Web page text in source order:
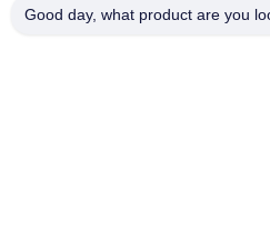
2 verdieping 11, Noord-
Good day, what product are you